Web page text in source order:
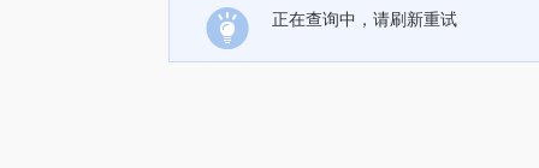
正在查询中，请刷新重试